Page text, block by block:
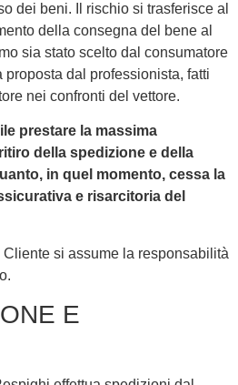
dei beni. Il rischio si trasferisce al
della consegna del bene al
sia stato scelto dal consumatore
dal professionista, fatti
nei confronti del vettore.
prestare la massima
della spedizione e della
in quel momento, cessa la
e risarcitoria del
si assume la responsabilità
E